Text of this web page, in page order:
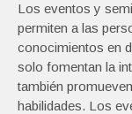
Los eventos y
permiten a las
conocimientos en
solo fomentan la
también
habilidades. Los